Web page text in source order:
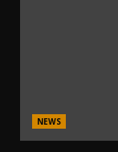
NEWS